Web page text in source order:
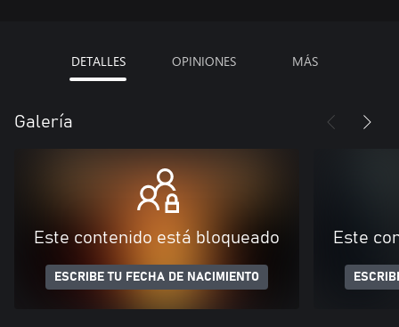
DETALLES OPINIONES MÁS
Galería
Este contenido está bloqueado
ESCRIBE TU FECHA DE NACIMIENTO
Este